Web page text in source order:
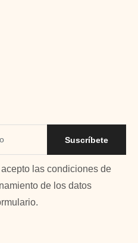
Suscríbete
las condiciones de
de los datos